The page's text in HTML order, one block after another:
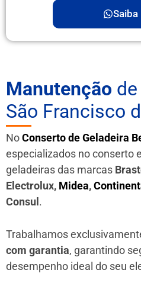
Saiba
Manutenção
São Francisco
NoConserto de Geladeira
especializados no conserto
geladeiras das marcas
Electrolux, Midea,
Consul.
Trabalhamos
com garantia, garantindo
desempenho ideal do seu